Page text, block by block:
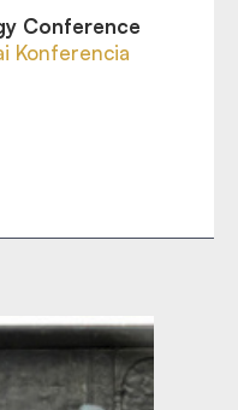
Conference
Konferencia